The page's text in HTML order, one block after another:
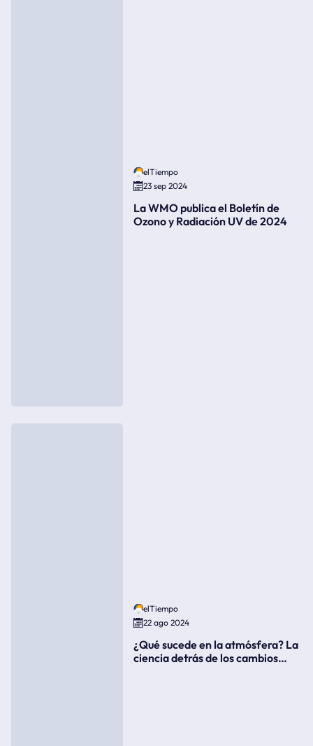
elTiempo
23 sep 2024
La WMO publica el Boletín de
Ozono y Radiación UV de 2024
elTiempo
22 ago 2024
¿Qué sucede en la atmósfera? La
ciencia detrás de los cambios